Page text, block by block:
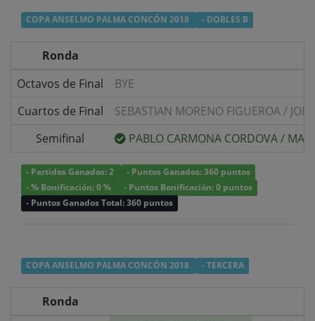
COPA ANSELMO PALMA CONCÓN 2018 - DOBLES B
Ronda
Octavos de Final
BYE
Cuartos de Final
SEBASTIAN MORENO FIGUEROA/
Semifinal
PABLO CARMONA CORDOVA/
- Partidos Ganados: 2
- Puntos Ganados: 360 puntos
- % Bonificación: 0 %
- Puntos Bonificación: 0 puntos
- Puntos Ganados Total: 360 puntos
COPA ANSELMO PALMA CONCÓN 2018 - TERCERA
Ronda